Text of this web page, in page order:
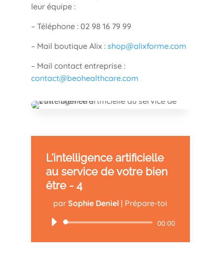
leur équipe :
– Téléphone : 02 98 16 79 99
– Mail boutique Alix : shop@alixforme.com
– Mail contact entreprise :
contact@beohealthcare.com
L'intelligence artificielle
au service de votre bien
être - 4
parSophie Deniel | Prépare-toi
Lecteur
00:00